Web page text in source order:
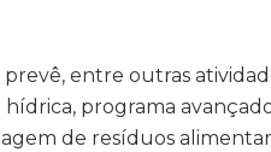
entre outras
programa
de resíduos